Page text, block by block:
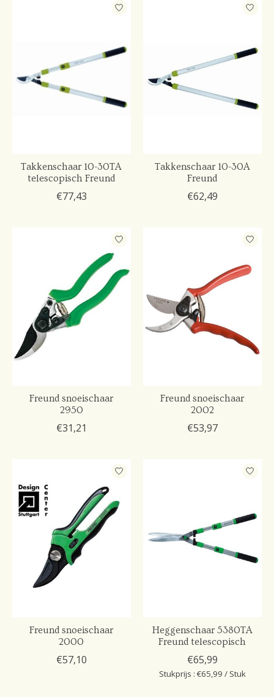
Takkenschaar 10-30TA
telescopisch Freund
€77,43
Takkenschaar 10-30A
Freund
€62,49
Freund snoeischaar
2950
€31,21
Freund snoeischaar
2002
€53,97
Freund snoeischaar
2000
€57,10
Heggenschaar 5380TA
Freund telescopisch
€65,99
Stukprijs : €65,99 / Stuk